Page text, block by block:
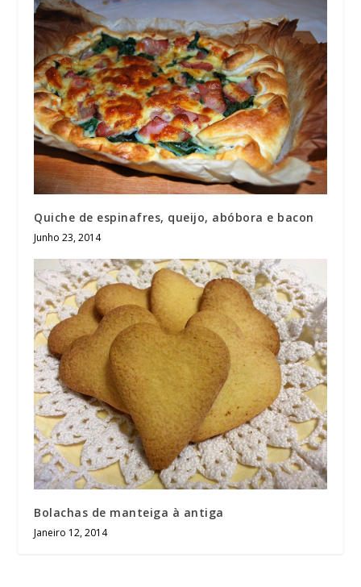
Quiche de espinafres, queijo, abóbora e bacon
Junho 23, 2014
Bolachas de manteiga à antiga
Janeiro 12, 2014